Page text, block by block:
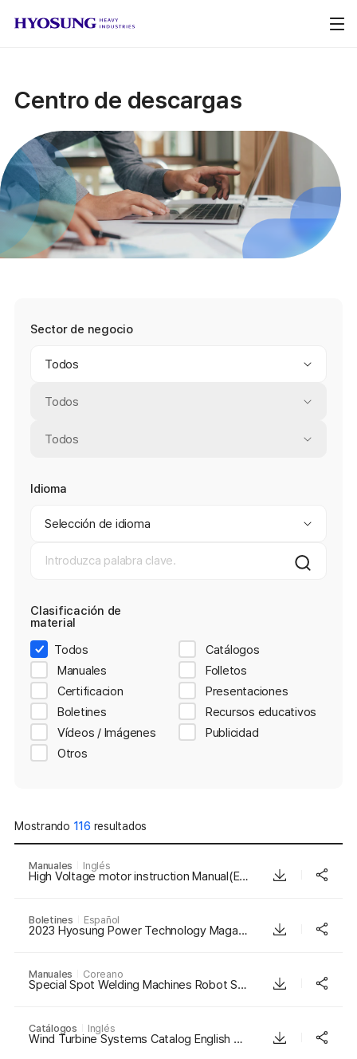
Centro de descargas
Sector de negocio
Todos
Todos
Todos
Idioma
Selección de idioma
Clasificación de
material
Todos
Catálogos
Manuales
Folletos
Certificacion
Presentaciones
Boletines
Recursos educativos
Vídeos / Imágenes
Publicidad
Otros
Mostrando 116resultados
Manuales Inglés
High Voltage motor instruction Manual(English)_REV 2.5
Boletines Español
2023 Hyosung Power Technology Magazine_Vol 3_Spanish
Manuales Coreano
Special Spot Welding Machines Robot Seam Series Manual Korean 201806
Catálogos Inglés
Wind Turbine Systems Catalog English May2012